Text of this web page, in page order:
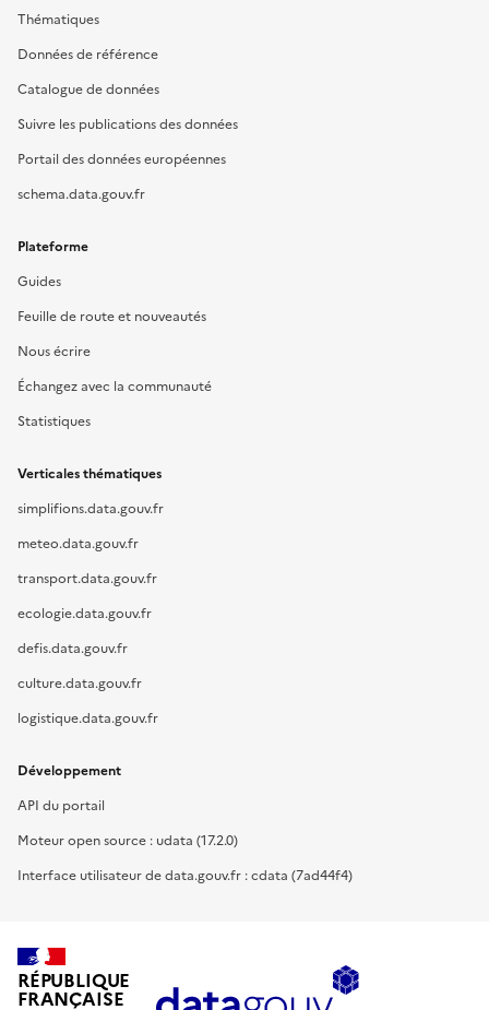
Thématiques
Données de référence
Catalogue de données
Suivre les publications des données
Portail des données européennes
schema.data.gouv.fr
Plateforme
Guides
Feuille de route et nouveautés
Nous écrire
Échangez avec la communauté
Statistiques
Verticales thématiques
simplifions.data.gouv.fr
meteo.data.gouv.fr
transport.data.gouv.fr
ecologie.data.gouv.fr
defis.data.gouv.fr
culture.data.gouv.fr
logistique.data.gouv.fr
Développement
API du portail
Moteur open source : udata (17.2.0)
Interface utilisateur de data.gouv.fr : cdata (7ad44f4)
RÉPUBLIQUE
FRANÇAISE